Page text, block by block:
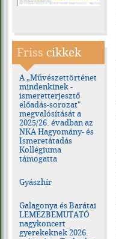
Friss cikkek
A „Művészettörténet
mindenkinek -
ismeretterjesztő
előadás-sorozat"
megvalósítását a
2025/26. évadban az
NKA Hagyomány- és
Ismeretátadás
Kollégiuma
támogatta
Gyászhír
Galagonya és Barátai
LEMEZBEMUTATÓ
nagykoncert
gyerekeknek 2026.